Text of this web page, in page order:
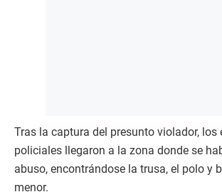
Tras la captura del presunto violador, los
policiales llegaron a la zona donde se
abuso, encontrándose la trusa, el polo y
menor.